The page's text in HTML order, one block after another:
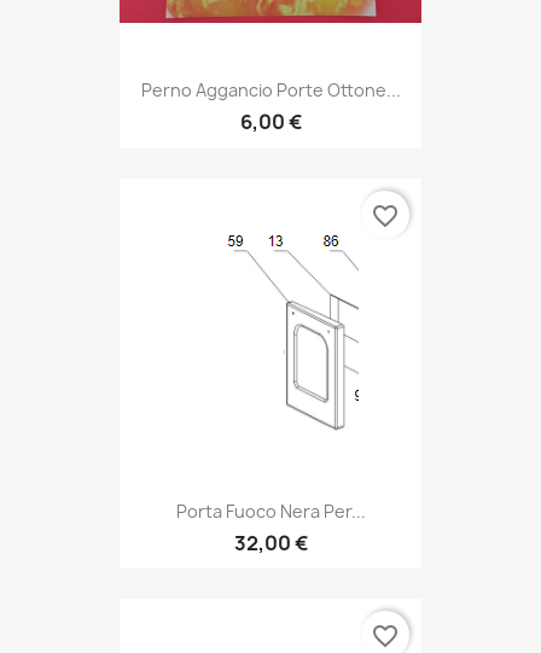
Perno Aggancio Porte Ottone...
6,00 €
Porta Fuoco Nera Per...
32,00 €
favorite_border
favorite_border